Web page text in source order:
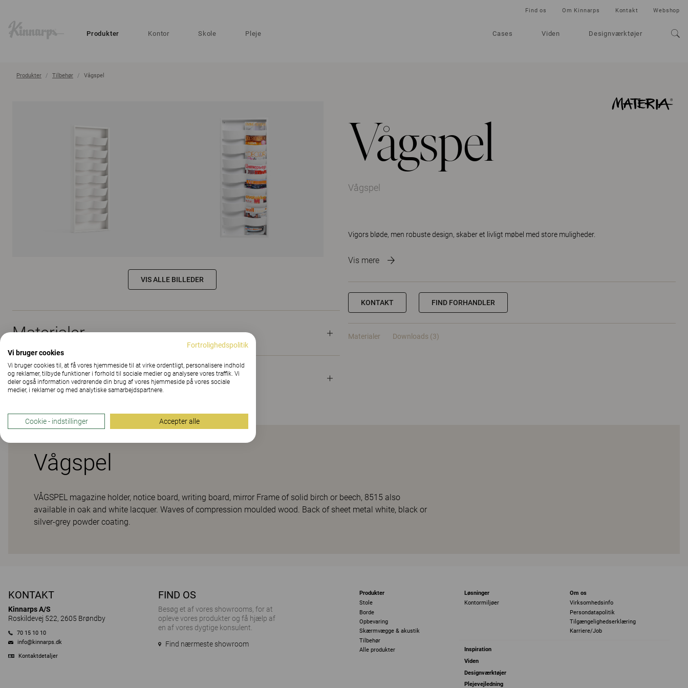
Produkter Kontor Skole Pleje Cases Viden Designværktøjer
Find os Om Kinnarps Kontakt Webshop
Produkter Tilbehør Vågspel
Vågspel
Vågspel
Vigors bløde, men robuste design, skaber et livligt møbel med store muligheder.
Vis mere
KONTAKT FIND FORHANDLER
Materialer Downloads (3)
VIS ALLE BILLEDER
Materialer
Downloads (3)
Vågspel
VÅGSPEL magazine holder, notice board, writing board, mirror Frame of solid birch or beech, 8515 also
available in oak and white lacquer. Waves of compression moulded wood. Back of sheet metal white, black or
silver-grey powder coating.
KONTAKT
Kinnarps A/S
Roskildevej 522, 2605 Brøndby
70 15 10 10
info@kinnarps.dk
Kontaktdetaljer
FIND OS
Besøg et af ​​vores showrooms, for at
opleve vores produkter og få hjælp af
en af vores dygtige konsulent.
Find nærmeste showroom
Produkter
Stole
Borde
Opbevaring
Skærmvægge & akustik
Tilbehør
Alle produkter
Løsninger
Kontormiljøer
Om os
Virksomhedsinfo
Persondatapolitik
Tilgængelighedserklæring
Karriere/Job
Inspiration
Viden
Designværktøjer
Plejevejledning
Fortrolighedspolitik
Vi bruger cookies
Vi bruger cookies til, at få vores hjemmeside til at virke ordentligt, personalisere indhold
og reklamer, tilbyde funktioner i forhold til sociale medier og analysere vores traffik. Vi
deler også information vedrørende din brug af vores hjemmeside på vores sociale
medier, i reklamer og med analytiske samarbejdspartnere.
Cookie - indstillinger Accepter alle